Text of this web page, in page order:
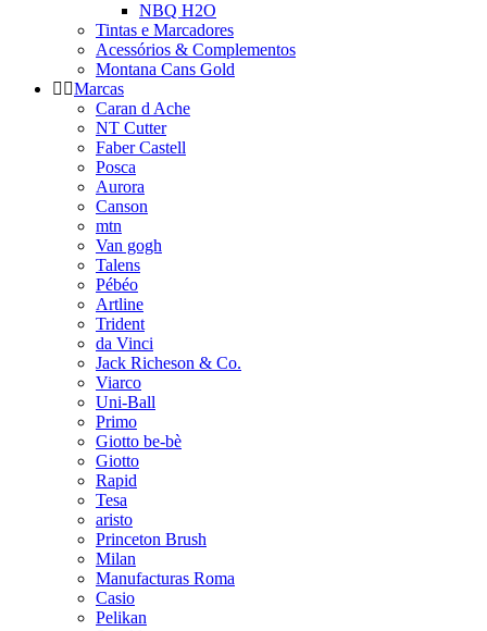
NBQ H2O
Tintas e Marcadores
Acessórios & Complementos
Montana Cans Gold
Marcas
Caran d Ache
NT Cutter
Faber Castell
Posca
Aurora
Canson
mtn
Van gogh
Talens
Pébéo
Artline
Trident
da Vinci
Jack Richeson & Co.
Viarco
Uni-Ball
Primo
Giotto be-bè
Giotto
Rapid
Tesa
aristo
Princeton Brush
Milan
Manufacturas Roma
Casio
Pelikan